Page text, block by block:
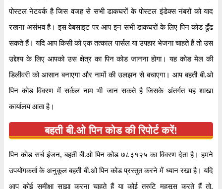
पोस्टल नेटवर्क है जिस वजह से सभी डाकघरों के पोस्टल इंडेक्स नंबरों को याद
रखना असंभव है। इस वेबसाइट पर आप इन सभी डाकघरों के लिए पिन कोड ढूँढ
सकते हैं। यदि आप किसी को एक तत्काल पार्सल या उपहार भेजना चाहते हैं तो उस
उद्देश्य के लिए आपको उस क्षेत्र का पिन कोड जानना होगा। यह कोड मेल की
डिलीवरी को आसान बनाएगा और नामों की उलझन से बचाएगा। आप बहती बी.ओ
पिन कोड विवरण में सर्कल नाम भी जान सकते है जिसके अंतर्गत यह शाखा
कार्यालय आता है।
बहती बी.ओ पिन कोड की रिपोर्ट करें!
पिन कोड सर्च इंजन, बहती बी.ओ पिन कोड ७८३१२५ का विवरण देता है। हमने
उपयोगकर्ता के अनुकूल बहती बी.ओ पिन कोड प्रस्तुत करने में ध्यान रखा है। यदि
आप कोई समीक्षा साझा करना चाहते हैं या कोई त्रुटि महसूस करते हैं तो,